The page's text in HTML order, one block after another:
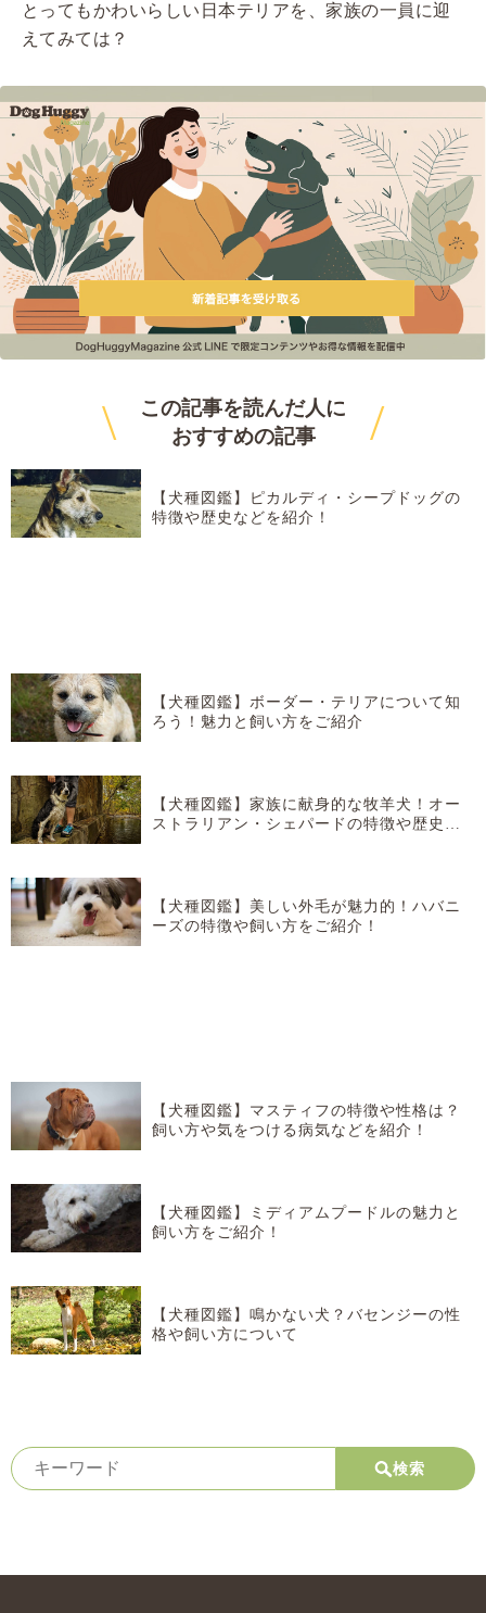
とってもかわいらしい日本テリアを、家族の一員に迎
えてみては？
\
この記事を読んだ人に
おすすめの記事 /
【犬種図鑑】ピカルディ・シープドッグの
特徴や歴史などを紹介！
【犬種図鑑】ボーダー・テリアについて知
ろう！魅力と飼い方をご紹介
【犬種図鑑】家族に献身的な牧羊犬！オー
ストラリアン・シェパードの特徴や歴史な
【犬種図鑑】美しい外毛が魅力的！ハバニ
ーズの特徴や飼い方をご紹介！
【犬種図鑑】マスティフの特徴や性格は？
飼い方や気をつける病気などを紹介！
【犬種図鑑】ミディアムプードルの魅力と
飼い方をご紹介！
【犬種図鑑】鳴かない犬？バセンジーの性
格や飼い方について
検索